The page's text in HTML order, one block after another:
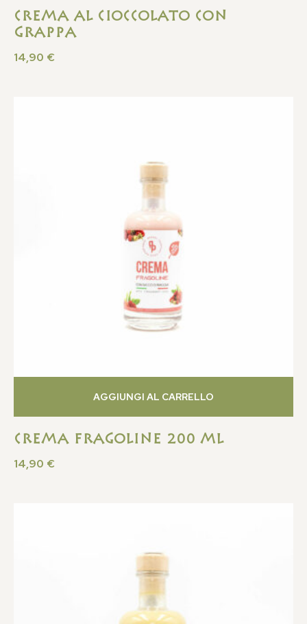
Crema al Cioccolato con
Grappa
14,90 €
Crema Fragoline 200 ML
14,90 €
AGGIUNGI AL CARRELLO